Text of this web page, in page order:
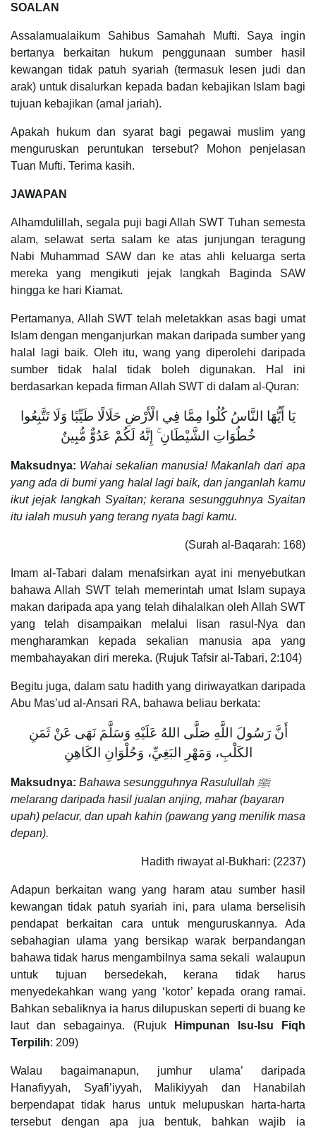
SOALAN
Assalamualaikum Sahibus Samahah Mufti. Saya ingin
bertanya berkaitan hukum penggunaan sumber hasil
kewangan tidak patuh syariah (termasuk lesen judi dan
arak) untuk disalurkan kepada badan kebajikan Islam bagi
tujuan kebajikan (amal jariah).
Apakah hukum dan syarat bagi pegawai muslim yang
menguruskan peruntukan tersebut? Mohon penjelasan
Tuan Mufti. Terima kasih.
JAWAPAN
Alhamdulillah, segala puji bagi Allah SWT Tuhan semesta
alam, selawat serta salam ke atas junjungan teragung
Nabi Muhammad SAW dan ke atas ahli keluarga serta
mereka yang mengikuti jejak langkah Baginda SAW
hingga ke hari Kiamat.
Pertamanya, Allah SWT telah meletakkan asas bagi umat
Islam dengan menganjurkan makan daripada sumber yang
halal lagi baik. Oleh itu, wang yang diperolehi daripada
sumber tidak halal tidak boleh digunakan. Hal ini
berdasarkan kepada firman Allah SWT di dalam al-Quran:
يَا أَيُّهَا النَّاسُ كُلُوا مِمَّا فِي الْأَرْضِ حَلَالًا طَيِّبًا وَلَا تَتَّبِعُوا
خُطُوَاتِ الشَّيْطَانِ ۚ إِنَّهُ لَكُمْ عَدُوٌّ مُّبِينٌ
Maksudnya: Wahai sekalian manusia! Makanlah dari apa
yang ada di bumi yang halal lagi baik, dan janganlah kamu
ikut jejak langkah Syaitan; kerana sesungguhnya Syaitan
itu ialah musuh yang terang nyata bagi kamu.
(Surah al-Baqarah: 168)
Imam al-Tabari dalam menafsirkan ayat ini menyebutkan
bahawa Allah SWT telah memerintah umat Islam supaya
makan daripada apa yang telah dihalalkan oleh Allah SWT
yang telah disampaikan melalui lisan rasul-Nya dan
mengharamkan kepada sekalian manusia apa yang
membahayakan diri mereka. (Rujuk Tafsir al-Tabari, 2:104)
Begitu juga, dalam satu hadith yang diriwayatkan daripada
Abu Mas’ud al-Ansari RA, bahawa beliau berkata:
أَنَّ رَسُولَ اللَّهِ صَلَّى اللهُ عَلَيْهِ وَسَلَّمَ نَهَى عَنْ ثَمَنِ
الكَلْبِ، وَمَهْرِ البَغِيِّ، وَحُلْوَانِ الكَاهِنِ
Maksudnya: Bahawa sesungguhnya Rasulullah ﷺ
melarang daripada hasil jualan anjing, mahar (bayaran
upah) pelacur, dan upah kahin (pawang yang menilik masa
depan).
Hadith riwayat al-Bukhari: (2237)
Adapun berkaitan wang yang haram atau sumber hasil
kewangan tidak patuh syariah ini, para ulama berselisih
pendapat berkaitan cara untuk menguruskannya. Ada
sebahagian ulama yang bersikap warak berpandangan
bahawa tidak harus mengambilnya sama sekali walaupun
untuk tujuan bersedekah, kerana tidak harus
menyedekahkan wang yang ‘kotor’ kepada orang ramai.
Bahkan sebaliknya ia harus dilupuskan seperti di buang ke
laut dan sebagainya. (Rujuk
Himpunan Isu-Isu Fiqh
Terpilih: 209)
Walau bagaimanapun, jumhur ulama’ daripada
Hanafiyyah, Syafi’iyyah, Malikiyyah dan Hanabilah
berpendapat tidak harus untuk melupuskan harta-harta
tersebut dengan apa jua bentuk, bahkan wajib ia